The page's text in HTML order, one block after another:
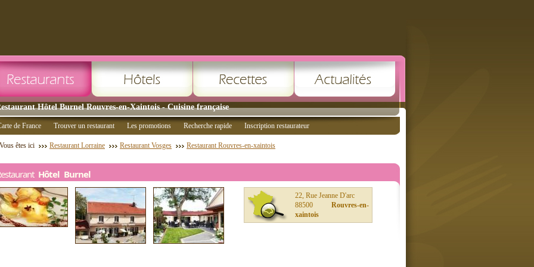
Hôtel Burnel Rouvres-en-Xaintois - Cuisine française
de France Trouver un restaurant Les promotions Recherche rapide Inscription restaurateur
Vous êtes ici Restaurant Lorraine Restaurant Vosges Restaurant Rouvres-en-xaintois
Hôtel Burnel
22, Rue Jeanne D'arc
88500Rouvres-en-
xaintois